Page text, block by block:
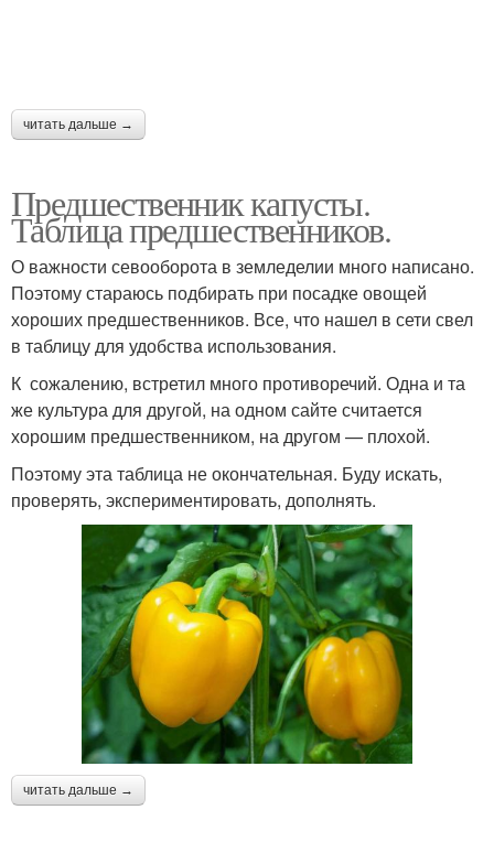
читать дальше →
Предшественник капусты.
Таблица предшественников.
О важности севооборота в земледелии много написано.
Поэтому стараюсь подбирать при посадке овощей
хороших предшественников. Все, что нашел в сети свел
в таблицу для удобства использования.
К сожалению, встретил много противоречий. Одна и та
же культура для другой, на одном сайте считается
хорошим предшественником, на другом — плохой.
Поэтому эта таблица не окончательная. Буду искать,
проверять, экспериментировать, дополнять.
читать дальше →